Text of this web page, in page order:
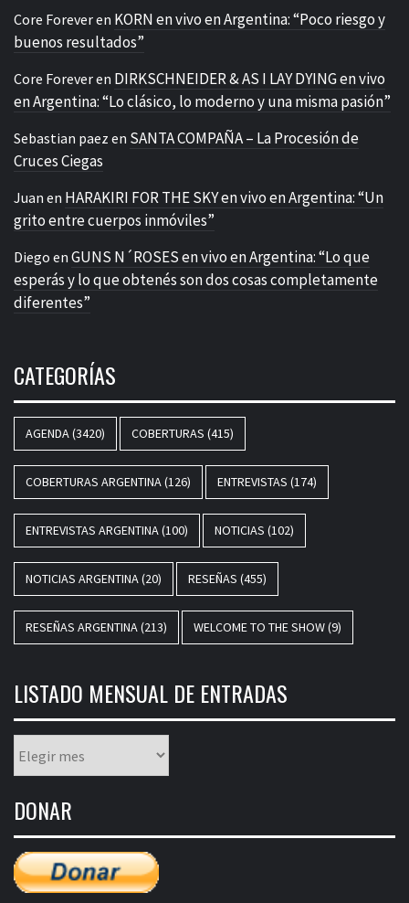
Core Foreveren KORN en vivo en Argentina: “Poco riesgo y
buenos resultados”
Core Foreveren DIRKSCHNEIDER & AS I LAY DYING en vivo
en Argentina: “Lo clásico, lo moderno y una misma pasión”
Sebastian paez en SANTA COMPAÑA – La Procesión de
Cruces Ciegas
Juan en HARAKIRI FOR THE SKY en vivo en Argentina: “Un
grito entre cuerpos inmóviles”
Diego en GUNS N´ROSES en vivo en Argentina: “Lo que
esperás y lo que obtenés son dos cosas completamente
diferentes”
CATEGORÍAS
AGENDA(3420) COBERTURAS (415)
COBERTURAS ARGENTINA(126) ENTREVISTAS (174)
ENTREVISTAS ARGENTINA(100) NOTICIAS (102)
NOTICIAS ARGENTINA(20) RESEÑAS (455)
RESEÑAS ARGENTINA(213) WELCOME TO THE SHOW(9)
LISTADO MENSUAL DE ENTRADAS
mensual
entradas
DONAR